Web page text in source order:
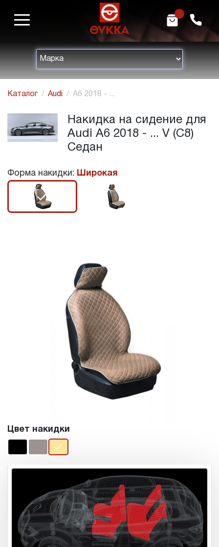
h m
Каталог Audi A6 2018 - ...
Накидка на сидение для
Audi A6 2018 - ... V (C8)
Седан
Форма накидки: Широкая
r
Цвет накидки